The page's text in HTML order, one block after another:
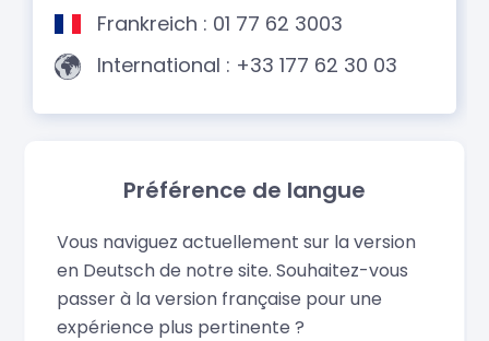
Préférence de langue
Vous naviguez actuellement sur la version
en Deutsch de notre site. Souhaitez-vous
passer à la version française pour une
expérience plus pertinente ?